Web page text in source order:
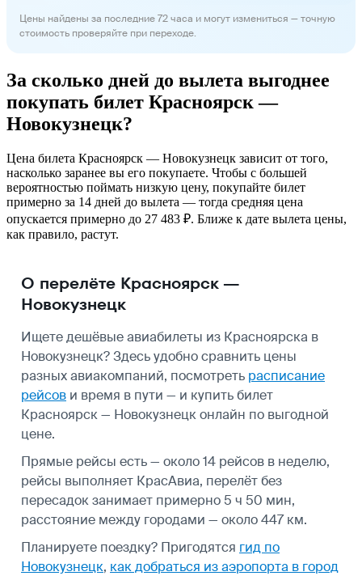
Цены найдены за последние 72 часа и могут измениться — точную
стоимость проверяйте при переходе.
За сколько дней до вылета выгоднее
покупать билет Красноярск —
Новокузнецк?
Цена билета Красноярск — Новокузнецк зависит от того,
насколько заранее вы его покупаете. Чтобы с большей
вероятностью поймать низкую цену, покупайте билет
примерно за 14 дней до вылета — тогда средняя цена
опускается примерно до 27 483 ₽. Ближе к дате вылета цены,
как правило, растут.
О перелёте Красноярск —
Новокузнецк
Ищете дешёвые авиабилеты из Красноярска в
Новокузнецк? Здесь удобно сравнить цены
разных авиакомпаний, посмотреть расписание
рейсов и время в пути — и купить билет
Красноярск — Новокузнецк онлайн по выгодной
цене.
Прямые рейсы есть — около 14 рейсов в неделю,
рейсы выполняет КрасАвиа, перелёт без
пересадок занимает примерно 5 ч 50 мин,
расстояние между городами — около 447 км.
Планируете поездку? Пригодятся гид по
Новокузнецк, как добраться из аэропорта в город